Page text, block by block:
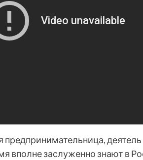
предпринимательница,
вполне заслуженно знают в